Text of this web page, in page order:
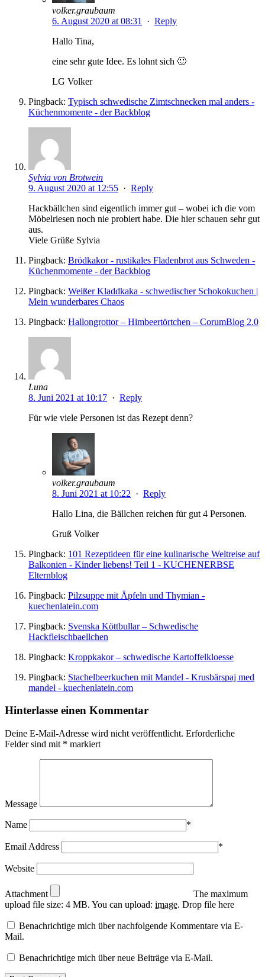
volker.graubaum
6. August 2020 at 08:31
· Reply
Hallo Tina,
eine sehr gute Idee. Es lohnt sich 🙂
LG Volker
Pingback: Typisch schwedische Zimtschnecken mal anders -
Küchenmomente - der Backblog
Sylvia von Brotwein
9. August 2020 at 12:55 · Reply
Hackbällchen sind eigentlich immer gut – wobei ich die vom
Möbelriesen noch nie probiert habe. Die hier schauen sehr gut
aus.
Viele Grüße Sylvia
Pingback: Brödkakor - rustikales Fladenbrot aus Schweden -
Küchenmomente - der Backblog
Pingback: Weißer Kladdkaka - schwedischer Schokokuchen |
Mein wunderbares Chaos
Pingback: Hallongrottor – Himbeertörtchen – CorumBlog 2.0
Luna
8. Juni 2021 at 10:17 · Reply
Für wie viele Personen ist das Rezept denn?
volker.graubaum
8. Juni 2021 at 10:22 · Reply
Hallo Lina, die Bällchen reichen für gut 4 Personen.
Gruß Volker
Pingback: 101 Rezeptideen für eine kulinarische Weltreise auf
Balkonien - Kinder liebens! Teil 1 - KUCHENERBSE
Elternblog
Pingback: Pilzsuppe mit Äpfeln und Thymian -
kuechenlatein.com
Pingback: Svenska Köttbullar – Schwedische
Hackfleischbaellchen
Pingback: Kroppkakor – schwedische Kartoffelkloesse
Pingback: Stachelbeerkuchen mit Mandel - Krusbärspaj med
mandel - kuechenlatein.com
Hinterlasse einen Kommentar
Deine E-Mail-Adresse wird nicht veröffentlicht. Erforderliche
Felder sind mit * markiert
Message
Name *
Email Address *
Website
Attachment
The maximum
upload file size: 4 MB. You can upload: image. Drop file here
Benachrichtige mich über nachfolgende Kommentare via E-
Mail.
Benachrichtige mich über neue Beiträge via E-Mail.